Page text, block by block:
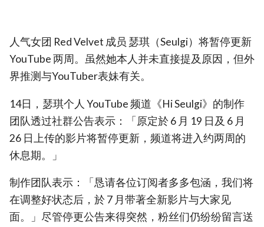
人气女团 Red Velvet 成员 瑟琪（Seulgi）将暂停更新
YouTube 两周。虽然她本人并未直接提及原因，但外
界推测与YouTuber表妹有关。
14日，瑟琪个人 YouTube 频道《Hi Seulgi》的制作
团队透过社群公告表示：「原定於 6 月 19 日及 6 月
26 日上传的影片将暂停更新，频道将进入约两周的
休息期。」
制作团队表示：「恳请各位订阅者多多包涵，我们将
在调整好状态后，於 7 月带著全新影片与大家见
面。」尽管停更公告来得突然，粉丝们仍纷纷留言送